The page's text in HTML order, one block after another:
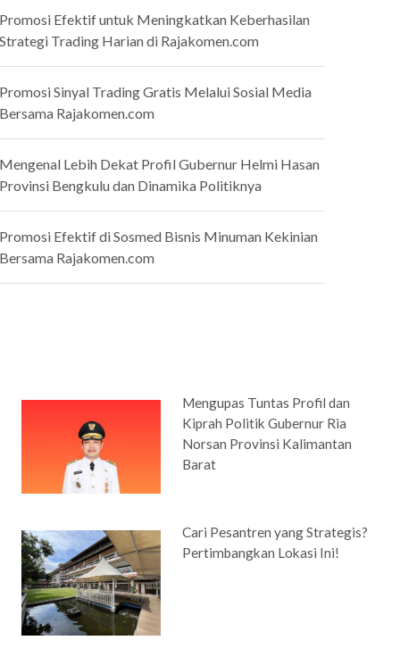
Efektif untuk Meningkatkan Keberhasilan
Trading Harian di Rajakomen.com
Sinyal Trading Gratis Melalui Sosial Media
Rajakomen.com
Lebih Dekat Profil Gubernur Helmi Hasan
Bengkulu dan Dinamika Politiknya
Efektif di Sosmed Bisnis Minuman Kekinian
Rajakomen.com
Mengupas Tuntas Profil dan
Kiprah Politik Gubernur Ria
Norsan Provinsi Kalimantan
Barat
Cari Pesantren yang Strategis?
Pertimbangkan Lokasi Ini!